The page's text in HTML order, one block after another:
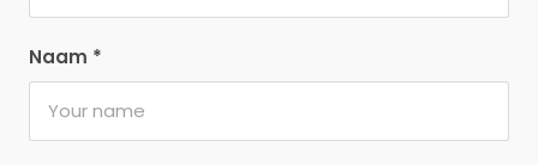
Naam *